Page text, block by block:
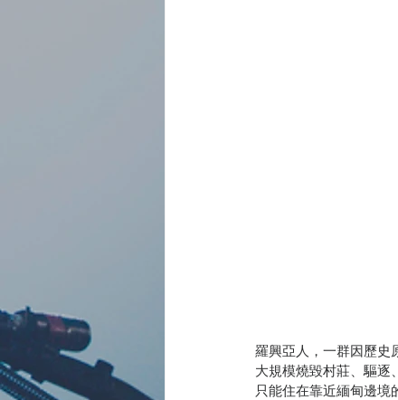
羅興亞人，一群因歷史
大規模燒毀村莊、驅逐
只能住在靠近緬甸邊境